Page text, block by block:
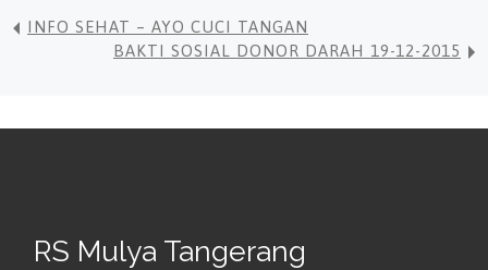
INFO SEHAT – AYO CUCI TANGAN
BAKTI SOSIAL DONOR DARAH 19-12-2015
RS Mulya Tangerang